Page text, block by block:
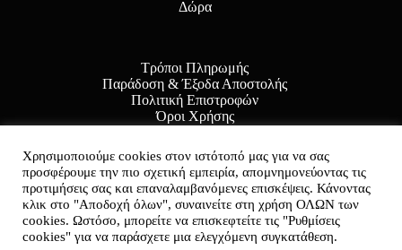
Δώρα
Τρόποι Πληρωμής
Παράδοση & Έξοδα Αποστολής
Πολιτική Επιστροφών
Όροι Χρήσης
Copyright © 2026 herbanacosmetics.com - Powered by
Bluemind.gr
Χρησιμοποιούμε cookies στον ιστότοπό μας για να σας
προσφέρουμε την πιο σχετική εμπειρία, απομνημονεύοντας τις
προτιμήσεις σας και επαναλαμβανόμενες επισκέψεις. Κάνοντας
κλικ στο "Αποδοχή όλων", συναινείτε στη χρήση ΟΛΩΝ των
cookies. Ωστόσο, μπορείτε να επισκεφτείτε τις "Ρυθμίσεις
cookies" για να παράσχετε μια ελεγχόμενη συγκατάθεση.